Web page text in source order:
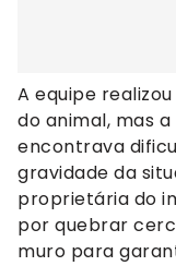
A equipe
do animal, mas
encontrava
gravidade da
proprietária do
por quebrar
muro para